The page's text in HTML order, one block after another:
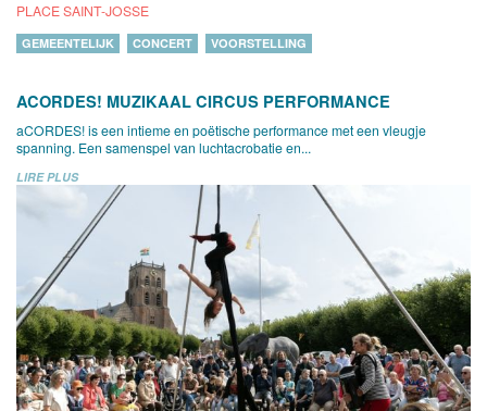
PLACE SAINT-JOSSE
GEMEENTELIJK CONCERT VOORSTELLING
ACORDES! MUZIKAAL CIRCUS PERFORMANCE
aCORDES! is een intieme en poëtische performance met een vleugje
spanning. Een samenspel van luchtacrobatie en...
LIRE PLUS